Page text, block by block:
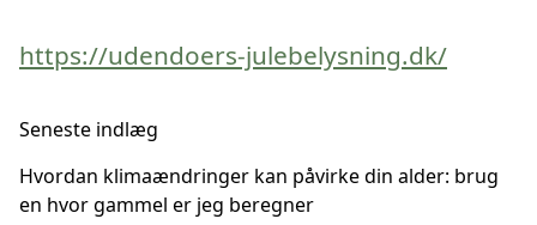
https://udendoers-julebelysning.dk/
Seneste indlæg
Hvordan klimaændringer kan påvirke din alder: brug
en hvor gammel er jeg beregner